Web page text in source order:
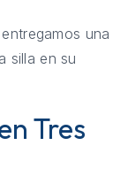
una
silla en su
Tres